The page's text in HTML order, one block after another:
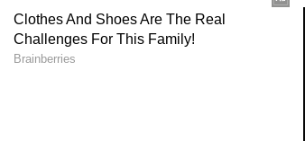
ஆணையை வழங்கியது.
மாடுகள் மீது மோதி